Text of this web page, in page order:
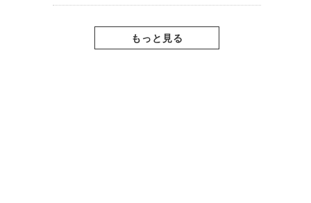
もっと見る